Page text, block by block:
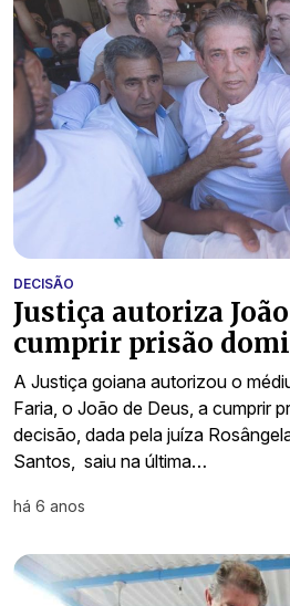
DECISÃO
Justiça autoriza
cumprir prisão
A Justiça goiana autorizou o
Faria, o João de Deus, a cumprir
decisão, dada pela juíza
Santos, saiu na última…
há 6 anos